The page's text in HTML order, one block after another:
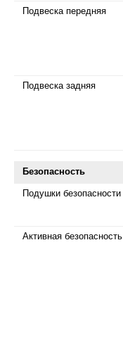
Подвеска передняя
Подвеска задняя
Безопасность
Подушки безопасности
Активная безопасность